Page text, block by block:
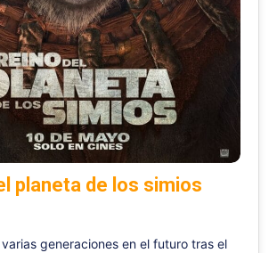
planeta de los simios
generaciones en el futuro tras el